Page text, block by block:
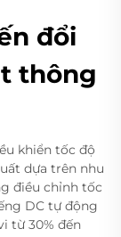
đổi
thông
khiển tốc độ
dựa trên nhu
điều chỉnh tốc
DC tự động
từ 30% đến